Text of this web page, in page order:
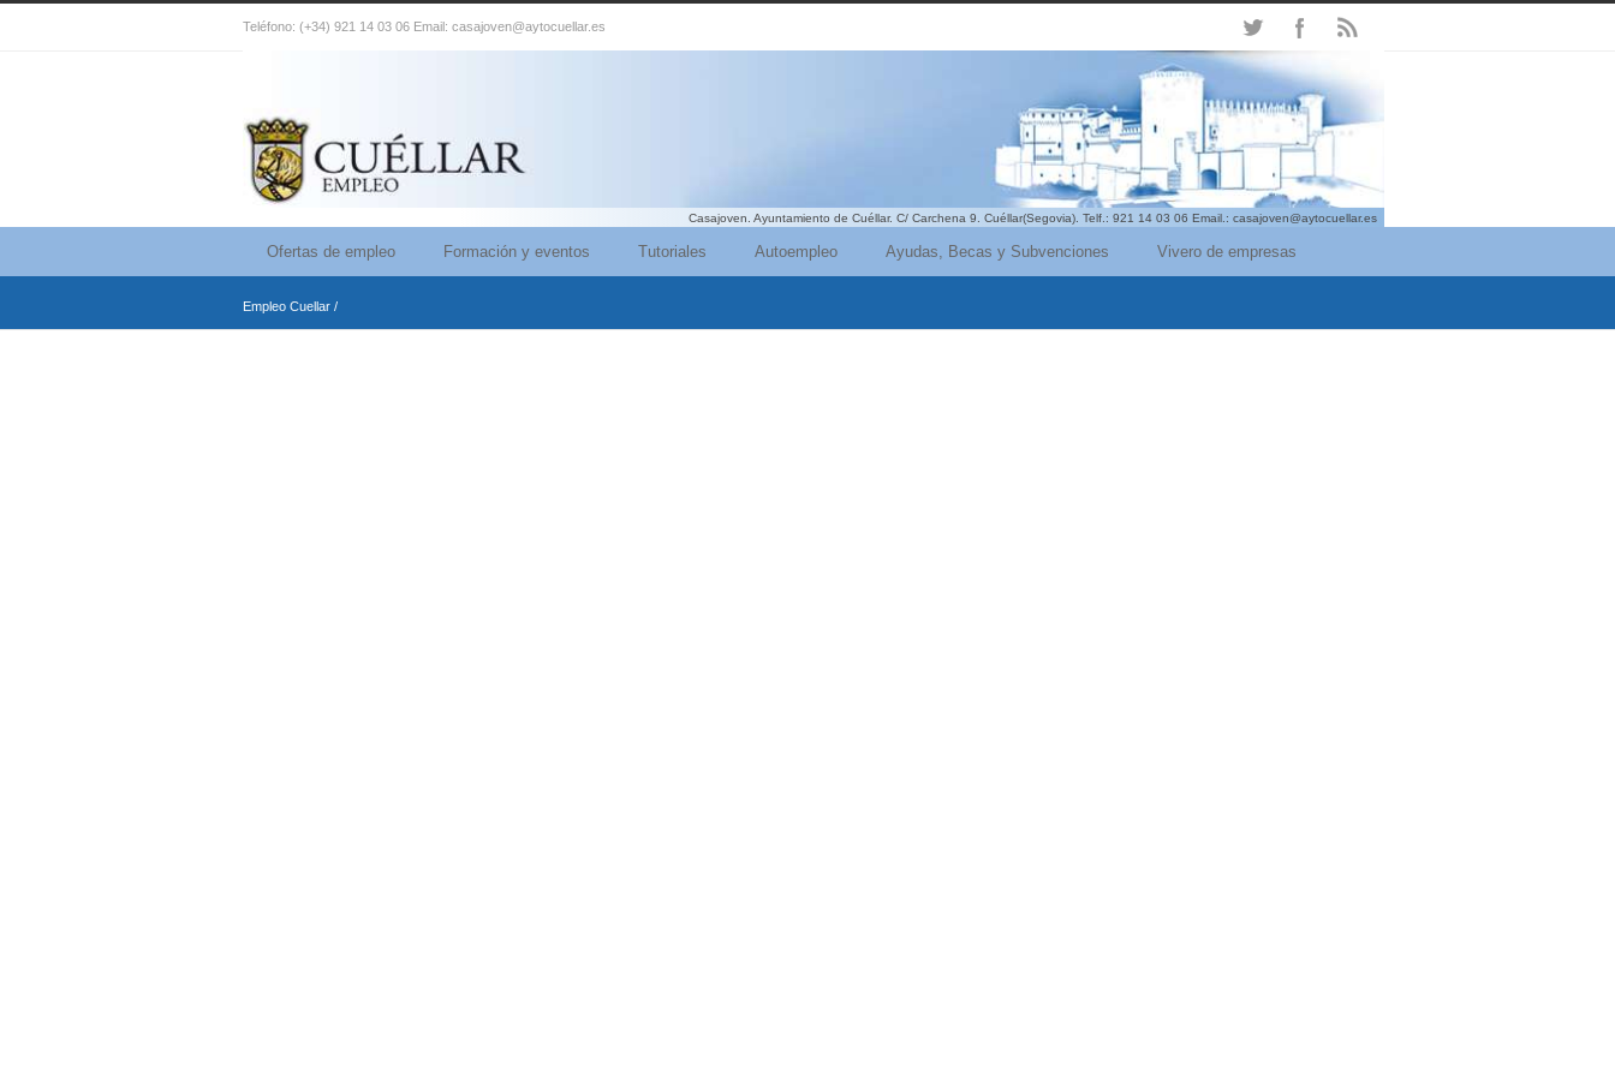
Teléfono: (+34) 921 14 03 06 Email: casajoven@aytocuellar.es
Casajoven. Ayuntamiento de Cuéllar. C/ Carchena 9. Cuéllar(Segovia). Telf.: 921 14 03 06 Email.: casajoven@aytocuellar.es
Ofertas de empleo Formación y eventos Tutoriales Autoempleo Ayudas, Becas y Subvenciones Vivero de empresas
Empleo Cuellar /